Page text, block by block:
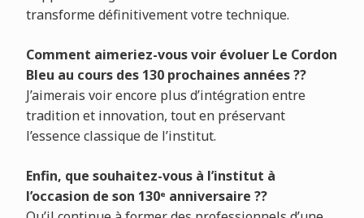
transforme définitivement votre technique.
Comment aimeriez-vous voir évoluer Le Cordon
Bleu au cours des 130 prochaines années ??
J’aimerais voir encore plus d’intégration entre
tradition et innovation, tout en préservant
l’essence classique de l’institut.
Enfin, que souhaitez-vous à l’institut à
l’occasion de son 130ᵉ anniversaire ??